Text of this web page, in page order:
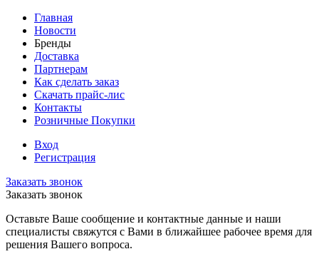
Главная
Новости
Бренды
Доставка
Партнерам
Как сделать заказ
Скачать прайс-лис
Контакты
Розничные Покупки
Вход
Регистрация
Заказать звонок
Заказать звонок
Оставьте Ваше сообщение и контактные данные и наши
специалисты свяжутся с Вами в ближайшее рабочее время для
решения Вашего вопроса.